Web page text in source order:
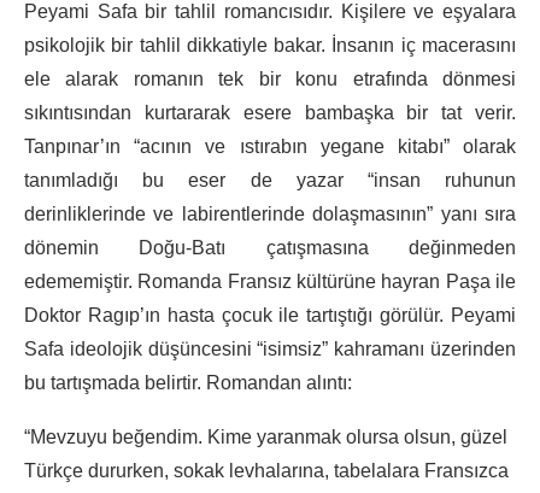
Peyami Safa bir tahlil romancısıdır. Kişilere ve eşyalara
psikolojik bir tahlil dikkatiyle bakar. İnsanın iç macerasını
ele alarak romanın tek bir konu etrafında dönmesi
sıkıntısından kurtararak esere bambaşka bir tat verir.
Tanpınar’ın “acının ve ıstırabın yegane kitabı” olarak
tanımladığı bu eser de yazar “insan ruhunun
derinliklerinde ve labirentlerinde dolaşmasının” yanı sıra
dönemin Doğu-Batı çatışmasına değinmeden
edememiştir. Romanda Fransız kültürüne hayran Paşa ile
Doktor Ragıp’ın hasta çocuk ile tartıştığı görülür. Peyami
Safa ideolojik düşüncesini “isimsiz” kahramanı üzerinden
bu tartışmada belirtir. Romandan alıntı:
“Mevzuyu beğendim. Kime yaranmak olursa olsun, güzel
Türkçe dururken, sokak levhalarına, tabelalara Fransızca